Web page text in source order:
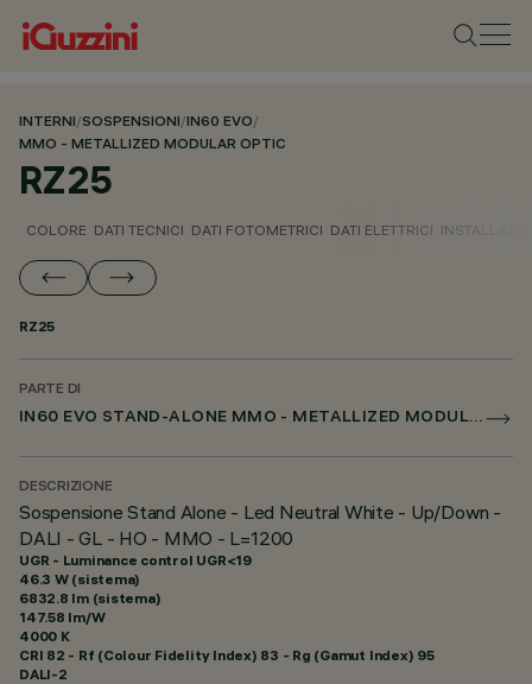
INTERNI/SOSPENSIONI/IN60 EVO/
MMO - METALLIZED MODULAR OPTIC
RZ25
COLORE DATI TECNICI DATI FOTOMETRICI DATI ELETTRICI
RZ25
PARTE DI
IN60 EVO STAND-ALONE MMO - METALLIZED MODULAR OPTIC
DESCRIZIONE
Sospensione Stand Alone - Led Neutral White - Up/Down -
DALI - GL - HO - MMO - L=1200
UGR - Luminance control UGR<19
46.3 W (sistema)
6832.8 lm (sistema)
147.58 lm/W
4000 K
CRI 82 - Rf (Colour Fidelity Index) 83 - Rg (Gamut Index) 95
DALI-2